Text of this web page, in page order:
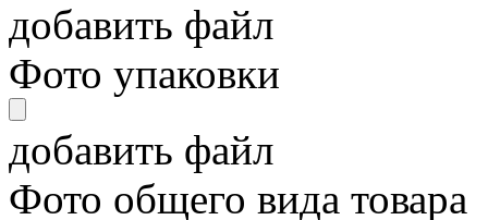
добавить файл
Фото упаковки
добавить файл
Фото общего вида товара